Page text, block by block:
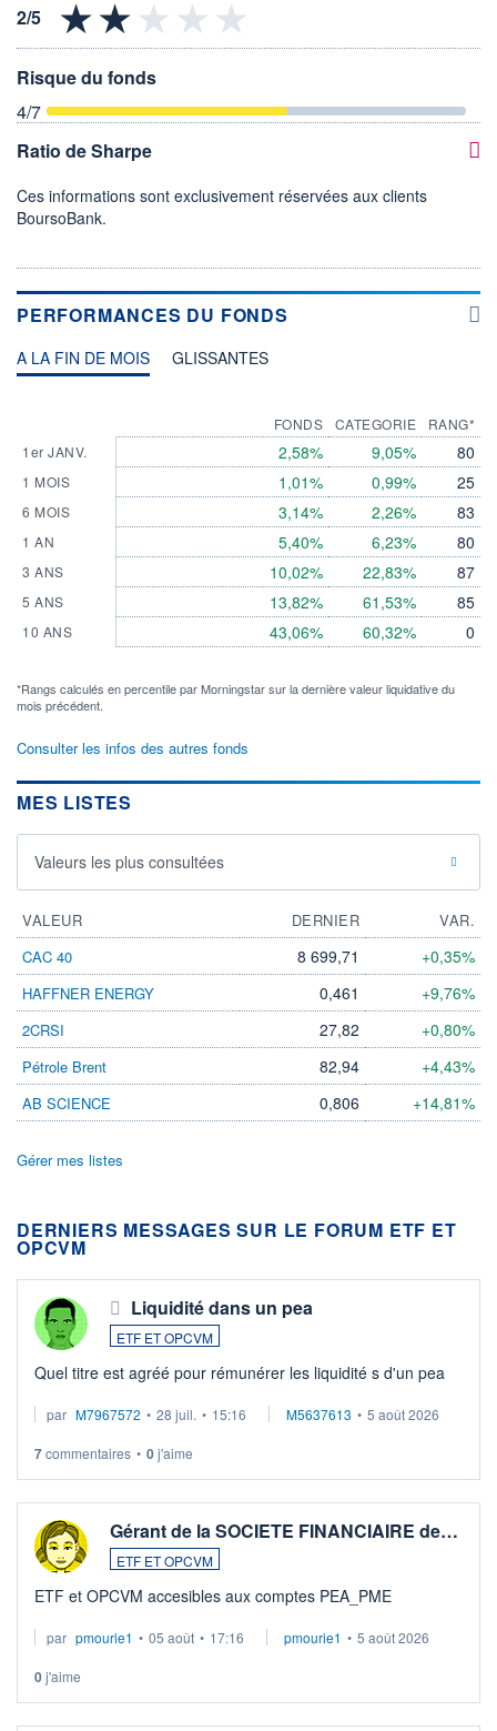
Risque du fonds
4/7
Ratio de Sharpe
Ces informations sont exclusivement réservées aux clients
BoursoBank.
PERFORMANCES DU FONDS
A LA FIN DE MOIS GLISSANTES
1er JANV.
1 MOIS
6 MOIS
1 AN
3 ANS
5 ANS
10 ANS
FONDS
2,58%
1,01%
3,14%
5,40%
10,02%
13,82%
43,06%
CATEGORIE
9,05%
0,99%
2,26%
6,23%
22,83%
61,53%
60,32%
RANG*
80
25
83
80
87
85
0
*Rangs calculés en percentile par Morningstar sur la dernière valeur liquidative du
mois précédent.
Consulter les infos des autres fonds
MES LISTES
Valeurs les plus consultées
VALEUR DERNIER
VAR.
CAC 40
8 699,71 +0,35%
HAFFNER ENERGY 0,461 +9,76%
2CRSI 27,82 +0,80%
Pétrole Brent 82,94 +4,43%
AB SCIENCE 0,806 +14,81%
Gérer mes listes
DERNIERS MESSAGES SUR LE FORUM ETF ET
OPCVM
Liquidité dans un pea
ETF ET OPCVM
Quel titre est agréé pour rémunérer les liquidité s d'un pea
par M7967572 • 28 juil. • 15:16 M5637613 • 5 août 2026
7commentaires • 0j'aime
Gérant de la SOCIETE FINANCIAIRE de…
ETF ET OPCVM
ETF et OPCVM accesibles aux comptes PEA_PME
par pmourie1 • 05 août • 17:16 pmourie1 • 5 août 2026
0j'aime